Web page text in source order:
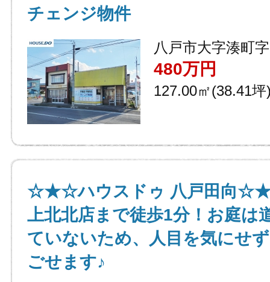
チェンジ物件
八戸市大字湊町
480万円
127.00㎡(38.41坪
☆★☆ハウスドゥ 八戸田向
上北北店まで徒歩1分！お庭は
ていないため、人目を気にせ
ごせます♪